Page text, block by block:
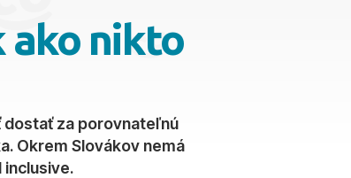
ako nikto
dostať za porovnateľnú
Okrem Slovákov nemá
inclusive.